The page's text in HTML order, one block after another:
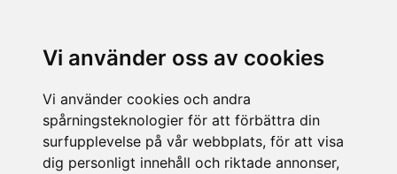
Vi använder oss av cookies
Vi använder cookies och andra
spårningsteknologier för att förbättra din
surfupplevelse på vår webbplats, för att visa
dig personligt innehåll och riktade annonser,